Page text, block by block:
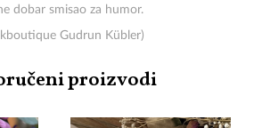
dobar smisao za humor.
Gudrun Kübler)
proizvodi